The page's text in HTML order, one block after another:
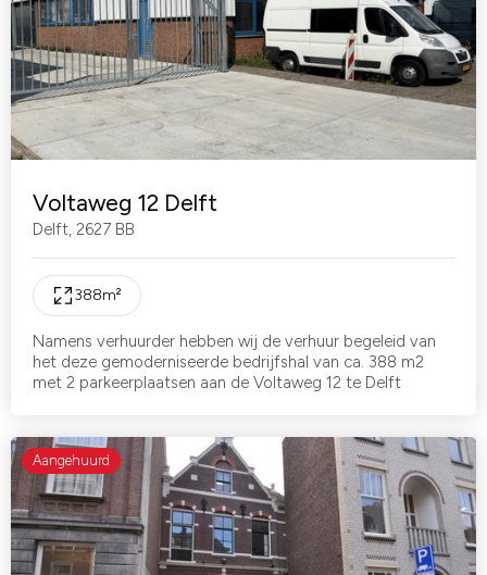
Voltaweg 12 Delft
Delft, 2627 BB
388m²
Namens verhuurder hebben wij de verhuur begeleid van
het deze gemoderniseerde bedrijfshal van ca. 388 m2
met 2 parkeerplaatsen aan de Voltaweg 12 te Delft
Aangehuurd